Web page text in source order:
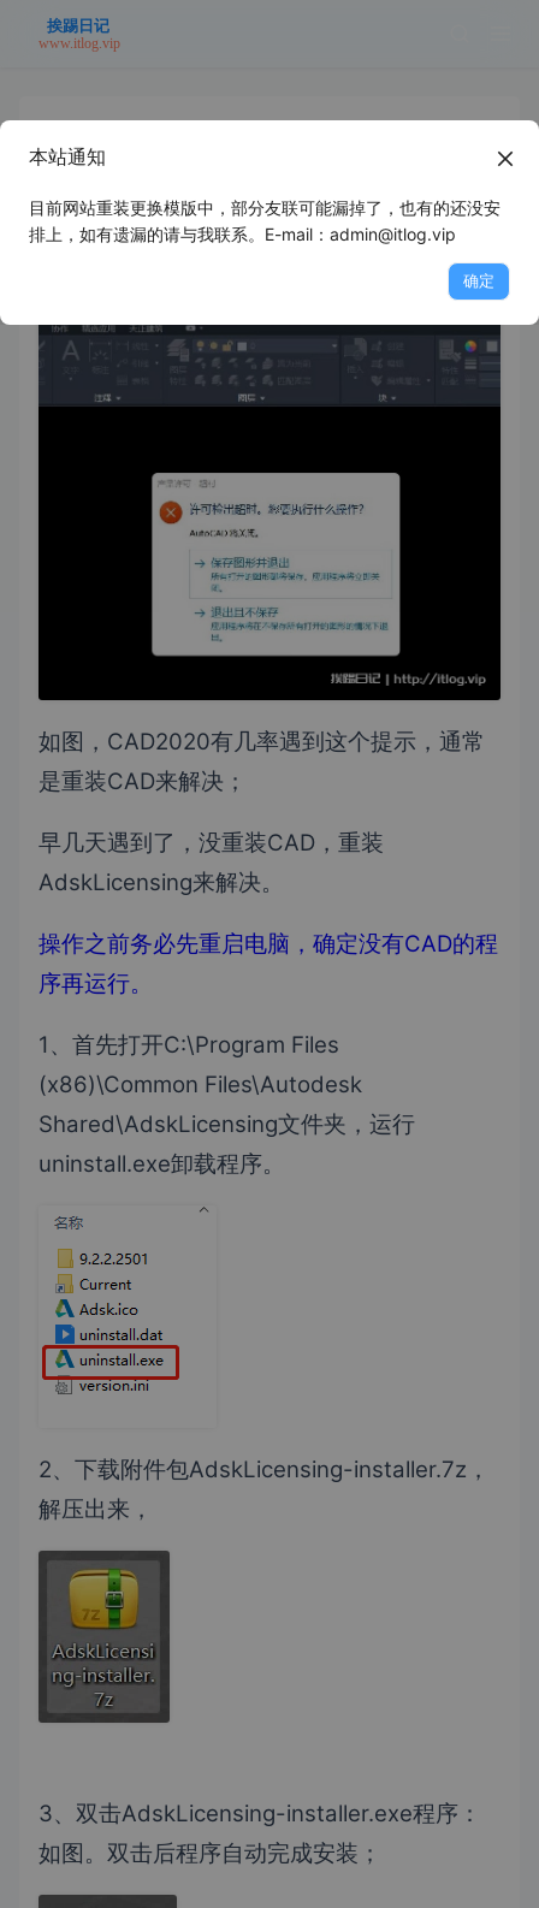
CAD2020 许可检出超时，AutoCAD将
关闭
如图，CAD2020有几率遇到这个提示，通常
是重装CAD来解决；
早几天遇到了，没重装CAD，重装
AdskLicensing来解决。
操作之前务必先重启电脑，确定没有CAD的程
序再运行。
1、首先打开C:\Program Files
(x86)\Common Files\Autodesk
Shared\AdskLicensing文件夹，运行
uninstall.exe卸载程序。
2、下载附件包AdskLicensing-installer.7z，
解压出来，
3、双击AdskLicensing-installer.exe程序：
如图。双击后程序自动完成安装；
本站通知
目前网站重装更换模版中，部分友联可能漏掉了，也有的还没安
排上，如有遗漏的请与我联系。E-mail：admin@itlog.vip
确定